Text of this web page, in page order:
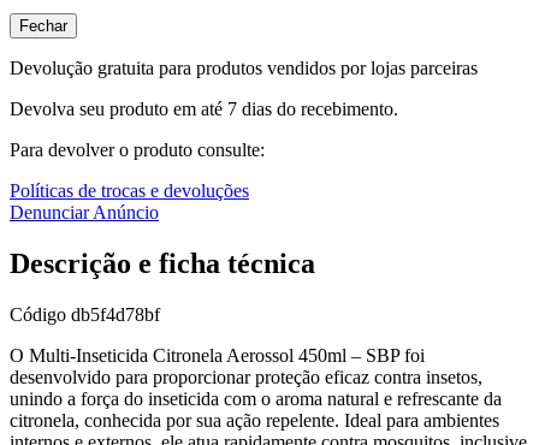
Fechar
Devolução gratuita para produtos vendidos por lojas parceiras
Devolva seu produto em até 7 dias do recebimento.
Para devolver o produto consulte:
Políticas de trocas e devoluções
Denunciar Anúncio
Descrição e ficha técnica
Código db5f4d78bf
O Multi-Inseticida Citronela Aerossol 450ml – SBP foi
desenvolvido para proporcionar proteção eficaz contra insetos,
unindo a força do inseticida com o aroma natural e refrescante da
citronela, conhecida por sua ação repelente. Ideal para ambientes